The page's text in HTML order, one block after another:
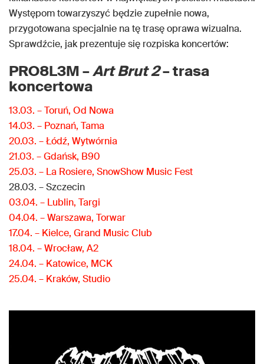
Występom towarzyszyć będzie zupełnie nowa,
przygotowana specjalnie na tę trasę oprawa wizualna.
Sprawdźcie, jak prezentuje się rozpiska koncertów:
PRO8L3M –Art Brut 2– trasa
koncertowa
13.03. – Toruń, Od Nowa
14.03. – Poznań, Tama
20.03. – Łódź, Wytwórnia
21.03. – Gdańsk, B90
25.03. – La Rosiere, SnowShow Music Fest
28.03. – Szczecin
03.04. – Lublin, Targi
04.04. – Warszawa, Torwar
17.04. – Kielce, Grand Music Club
18.04. – Wrocław, A2
24.04. – Katowice, MCK
25.04. – Kraków, Studio